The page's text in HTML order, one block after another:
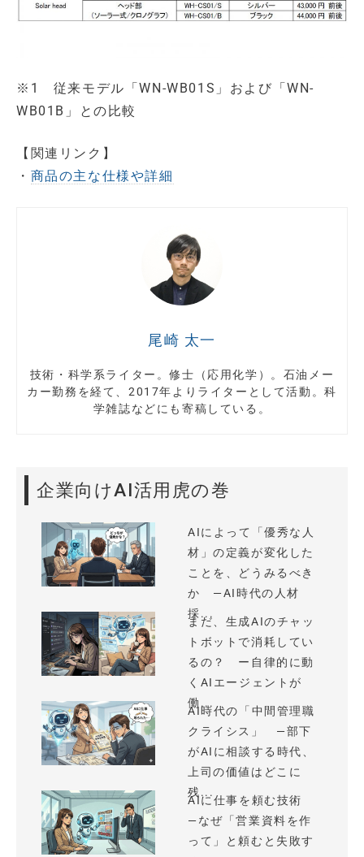
※1 従来モデル「WN-WB01S」および「WN-
WB01B」との比較
【関連リンク】
・ 商品の主な仕様や詳細
尾崎 太一
技術・科学系ライター。修士（応用化学）。石油メー
カー勤務を経て、2017年よりライターとして活動。科
学雑誌などにも寄稿している。
企業向けAI活用虎の巻
AIによって「優秀な人
材」の定義が変化した
ことを、どうみるべき
か —AI時代の人材
採...
まだ、生成AIのチャッ
トボットで消耗してい
るの？ ー自律的に動
くAIエージェントが
働...
AI時代の「中間管理職
クライシス」 —部下
がAIに相談する時代、
上司の価値はどこに
残...
AIに仕事を頼む技術
—なぜ「営業資料を作
って」と頼むと失敗す